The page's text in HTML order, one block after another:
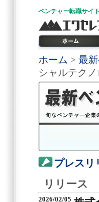
ベンチャー転職サイト
ホーム > 最
シャルテク
プレスリ
リリース
2026/02/05